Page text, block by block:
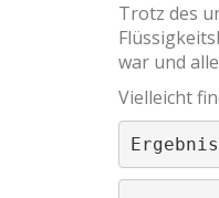
Trotz des
war und
Vielleicht